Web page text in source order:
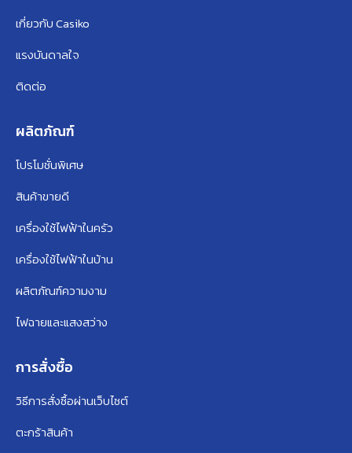
เกี่ยวกับ Casiko
แรงบันดาลใจ
ติดต่อ
ผลิตภัณฑ์
โปรโมชั่นพิเศษ
สินค้าขายดี
เครื่องใช้ไฟฟ้าในครัว
เครื่องใช้ไฟฟ้าในบ้าน
ผลิตภัณฑ์ความงาม
ไฟฉายและแสงสว่าง
การสั่งซื้อ
วิธีการสั่งซื้อผ่านเว็บไซต์
ตะกร้าสินค้า